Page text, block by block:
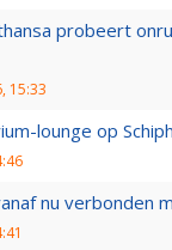
probeert
15:33
lounge op
nu verbonden